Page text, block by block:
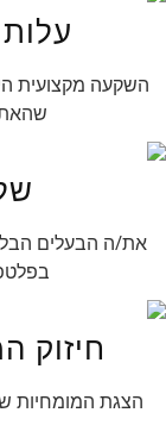
השקעה מקצועית
את/ה הבעלים
חיזוק
הצגת המומחיות